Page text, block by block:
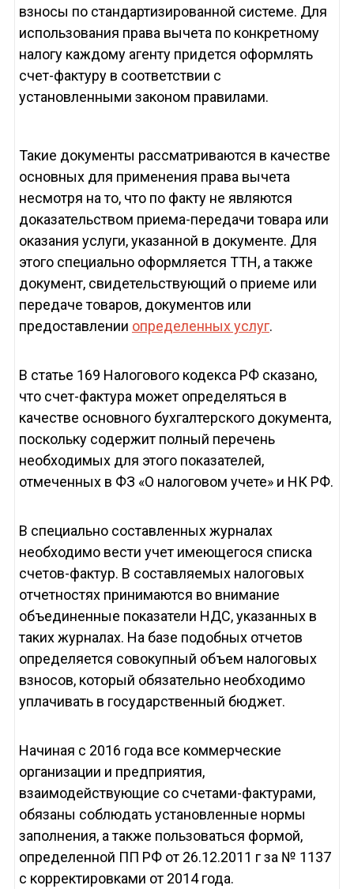
взносы по стандартизированной системе. Для
использования права вычета по конкретному
налогу каждому агенту придется оформлять
счет-фактуру в соответствии с
установленными законом правилами.
Такие документы рассматриваются в качестве
основных для применения права вычета
несмотря на то, что по факту не являются
доказательством приема-передачи товара или
оказания услуги, указанной в документе. Для
этого специально оформляется ТТН, а также
документ, свидетельствующий о приеме или
передаче товаров, документов или
предоставлении определенных услуг.
В статье 169 Налогового кодекса РФ сказано,
что счет-фактура может определяться в
качестве основного бухгалтерского документа,
поскольку содержит полный перечень
необходимых для этого показателей,
отмеченных в ФЗ «О налоговом учете» и НК РФ.
В специально составленных журналах
необходимо вести учет имеющегося списка
счетов-фактур. В составляемых налоговых
отчетностях принимаются во внимание
объединенные показатели НДС, указанных в
таких журналах. На базе подобных отчетов
определяется совокупный объем налоговых
взносов, который обязательно необходимо
уплачивать в государственный бюджет.
Начиная с 2016 года все коммерческие
организации и предприятия,
взаимодействующие со счетами-фактурами,
обязаны соблюдать установленные нормы
заполнения, а также пользоваться формой,
определенной ПП РФ от 26.12.2011 г за № 1137
с корректировками от 2014 года.